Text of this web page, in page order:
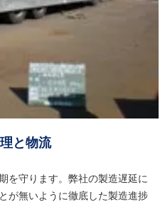
と物流
を守ります。弊社の製造遅延に
が無いように徹底した製造進捗